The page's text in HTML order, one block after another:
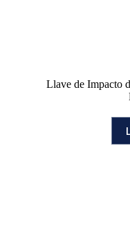
Llave de Impacto